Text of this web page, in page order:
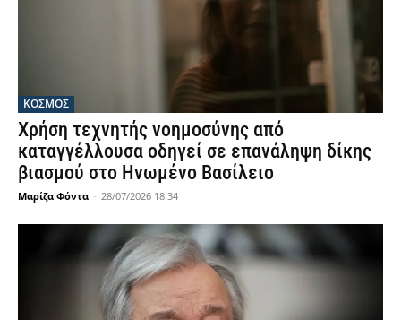
ΚΟΣΜΟΣ
Χρήση τεχνητής νοημοσύνης από
καταγγέλλουσα οδηγεί σε επανάληψη δίκης
βιασμού στο Ηνωμένο Βασίλειο
Μαρίζα Φόντα - 28/07/2026 18:34